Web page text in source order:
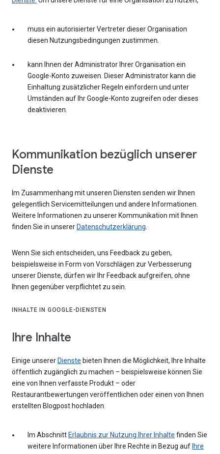
muss ein autorisierter Vertreter dieser Organisation
diesen Nutzungsbedingungen zustimmen.
kann Ihnen der Administrator Ihrer Organisation ein
Google-Konto zuweisen. Dieser Administrator kann die
Einhaltung zusätzlicher Regeln einfordern und unter
Umständen auf Ihr Google-Konto zugreifen oder dieses
deaktivieren.
Kommunikation bezüglich unserer
Dienste
Im Zusammenhang mit unseren Diensten senden wir Ihnen
gelegentlich Servicemitteilungen und andere Informationen.
Weitere Informationen zu unserer Kommunikation mit Ihnen
finden Sie in unserer Datenschutzerklärung
Wenn Sie sich entscheiden, uns Feedback zu geben,
beispielsweise in Form von Vorschlägen zur Verbesserung
unserer Dienste, dürfen wir Ihr Feedback aufgreifen, ohne
Ihnen gegenüber verpflichtet zu sein.
INHALTE IN GOOGLE-DIENSTEN
Ihre Inhalte
Einige unserer Dienste bieten Ihnen die Möglichkeit, Ihre Inhalte
öffentlich zugänglich zu machen – beispielsweise können Sie
eine von Ihnen verfasste Produkt – oder
Restaurantbewertungen veröffentlichen oder einen von Ihnen
erstellten Blogpost hochladen.
Im Abschnitt Erlaubnis zur Nutzung Ihrer Inhalte finden Sie
weitere Informationen über Ihre Rechte in Bezug auf Ihre